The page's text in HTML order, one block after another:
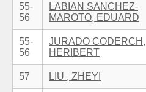
55-
56
LABIAN SANCHEZ-
MAROTO, EDUARD
55-
56
JURADO CODERCH,
HERIBERT
57 LIU , ZHEYI